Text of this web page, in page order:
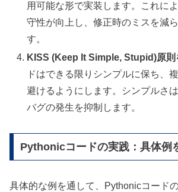
用可能な形で実装します。これに
守性が向上し、修正時のミスを減
す。
KISS (Keep It Simple, Stupid)原則
ドはできる限りシンプルに保ち、
避けるようにします。シンプルさ
バグの発生を抑制します。
Pythonicコードの実践：具体例
具体的な例を通して、Pythonicコード